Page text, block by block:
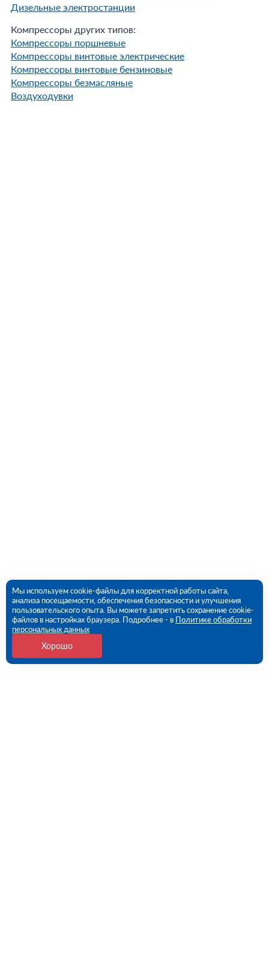
Дизельные электростанции
Компрессоры других типов:
Компрессоры поршневые
Компрессоры винтовые электрические
Компрессоры винтовые бензиновые
Компрессоры безмасляные
Воздуходувки
Мы используем cookie-файлы для корректной работы сайта,
анализа посещаемости, обеспечения безопасности и улучшения
пользовательского опыта. Вы можете запретить сохранение cookie-
файлов в настройках браузера. Подробнее - в Политике обработки
персональных данных
Хорошо